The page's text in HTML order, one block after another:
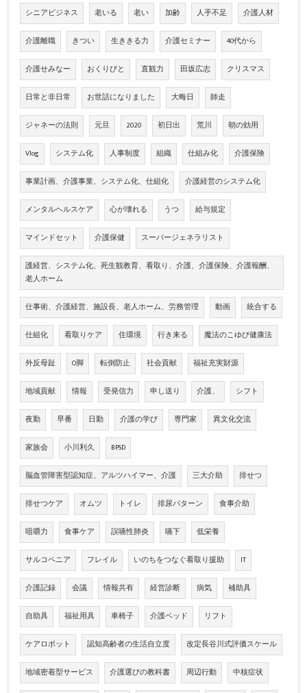
シニアビジネス 老いる 老い 加齢 人手不足 介護人材
介護離職 きつい 生ききる力 介護セミナー 40代から
介護せみなー おくりびと 直観力 田坂広志 クリスマス
日常と非日常 お世話になりました 大晦日 師走
ジャネーの法則 元旦 2020 初日出 荒川 朝の効用
Vlog システム化 人事制度 組織 仕組み化 介護保険
事業計画、介護事業、システム化、仕組化 介護経営のシステム化
メンタルヘルスケア 心が壊れる うつ 給与規定
マインドセット 介護保健 スーパージェネラリスト
護経営、システム化、死生観教育、看取り、介護、介護保険、介護報酬、
老人ホーム
仕事術、介護経営、施設長、老人ホーム、労務管理 動画 統合する
仕組化 看取りケア 住環境 行き来る 魔法のこゆび健康法
外反母趾 O脚 転倒防止 社会貢献 福祉充実財源
地域貢献 情報 受発信力 申し送り 介護、 シフト
夜勤 早番 日勤 介護の学び 専門家 異文化交流
家族会 小川利久 BPSD
脳血管障害型認知症、アルツハイマー、介護 三大介助 排せつ
排せつケア オムツ トイレ 排尿パターン 食事介助
咀嚼力 食事ケア 誤嚥性肺炎 嚥下 低栄養
サルコペニア フレイル いのちをつなぐ看取り援助 IT
介護記録 会議 情報共有 経営診断 病気 補助具
自助具 福祉用具 車椅子 介護ベッド リフト
ケアロボット 認知高齢者の生活自立度 改定長谷川式評価スケール
地域密着型サービス 介護選びの教科書 周辺行動 中核症状